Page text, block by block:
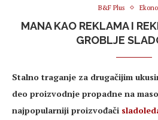
B&F Plus
MANA KAO REKLAMA I
GROBLJE
Stalno traganje za drugačijim
deo proizvodnje propadne na
najpopularniji proizvođači